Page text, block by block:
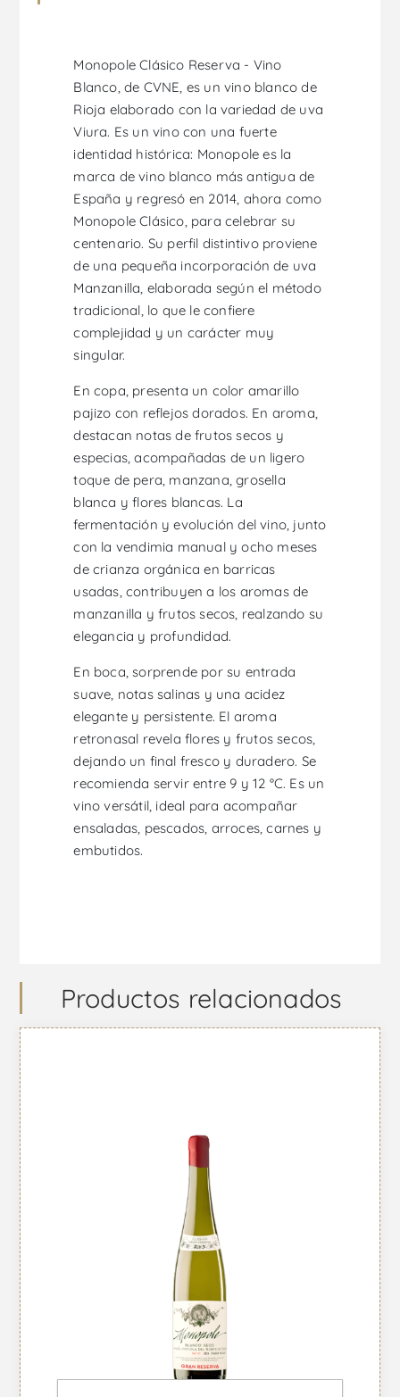
Monopole Clásico Reserva - Vino
Blanco, de CVNE, es un vino blanco de
Rioja elaborado con la variedad de uva
Viura. Es un vino con una fuerte
identidad histórica: Monopole es la
marca de vino blanco más antigua de
España y regresó en 2014, ahora como
Monopole Clásico, para celebrar su
centenario. Su perfil distintivo proviene
de una pequeña incorporación de uva
Manzanilla, elaborada según el método
tradicional, lo que le confiere
complejidad y un carácter muy
singular.
En copa, presenta un color amarillo
pajizo con reflejos dorados. En aroma,
destacan notas de frutos secos y
especias, acompañadas de un ligero
toque de pera, manzana, grosella
blanca y flores blancas. La
fermentación y evolución del vino, junto
con la vendimia manual y ocho meses
de crianza orgánica en barricas
usadas, contribuyen a los aromas de
manzanilla y frutos secos, realzando su
elegancia y profundidad.
En boca, sorprende por su entrada
suave, notas salinas y una acidez
elegante y persistente. El aroma
retronasal revela flores y frutos secos,
dejando un final fresco y duradero. Se
recomienda servir entre 9 y 12 °C. Es un
vino versátil, ideal para acompañar
ensaladas, pescados, arroces, carnes y
embutidos.
Productos relacionados